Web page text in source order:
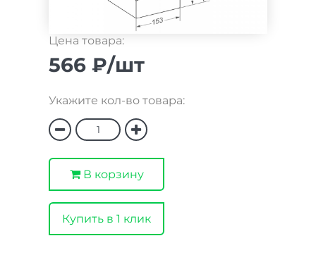
Цена товара:
566 ₽/шт
Укажите кол-во товара:
В корзину
Купить в 1 клик